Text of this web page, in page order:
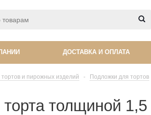
ДОСТАВКА И ОПЛАТА
и пирожных изделий - Подложки для тортов
толщиной